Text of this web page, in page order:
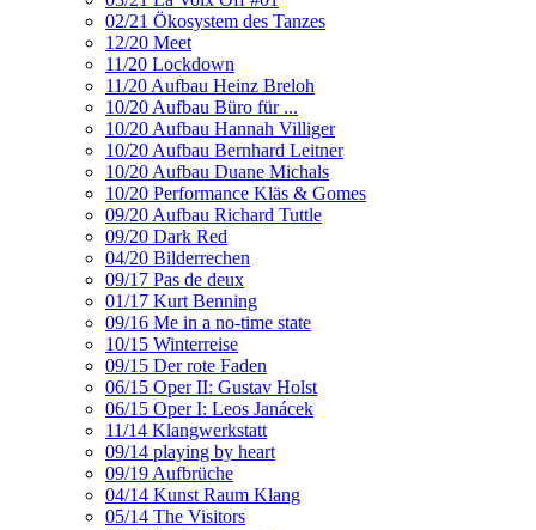
02/21 Ökosystem des Tanzes
12/20 Meet
11/20 Lockdown
11/20 Aufbau Heinz Breloh
10/20 Aufbau Büro für ...
10/20 Aufbau Hannah Villiger
10/20 Aufbau Bernhard Leitner
10/20 Aufbau Duane Michals
10/20 Performance Kläs & Gomes
09/20 Aufbau Richard Tuttle
09/20 Dark Red
04/20 Bilderrechen
09/17 Pas de deux
01/17 Kurt Benning
09/16 Me in a no-time state
10/15 Winterreise
09/15 Der rote Faden
06/15 Oper II: Gustav Holst
06/15 Oper I: Leos Janácek
11/14 Klangwerkstatt
09/14 playing by heart
09/19 Aufbrüche
04/14 Kunst Raum Klang
05/14 The Visitors